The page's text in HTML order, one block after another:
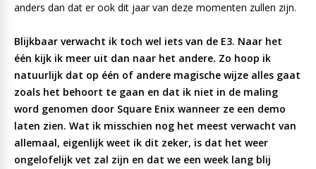
anders dan dat er ook dit jaar van deze momenten zullen zijn.
Blijkbaar verwacht ik toch wel iets van de E3. Naar het
één kijk ik meer uit dan naar het andere. Zo hoop ik
natuurlijk dat op één of andere magische wijze alles gaat
zoals het behoort te gaan en dat ik niet in de maling
word genomen door Square Enix wanneer ze een demo
laten zien. Wat ik misschien nog het meest verwacht van
allemaal, eigenlijk weet ik dit zeker, is dat het weer
ongelofelijk vet zal zijn en dat we een week lang blij